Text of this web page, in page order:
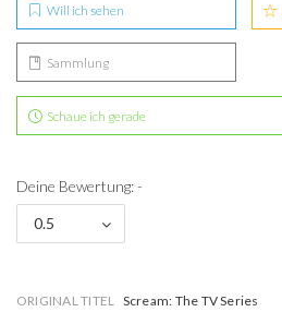
Will ich sehen
Sammlung
Schaue ich gerade
Deine Bewertung: -
0.5
ORIGINAL TITEL Scream: The TV Series